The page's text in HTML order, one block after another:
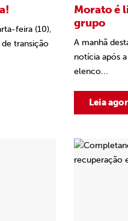
feira (10),
transição
Morato é
grupo
A manhã
notícia após
elenco...
Leia